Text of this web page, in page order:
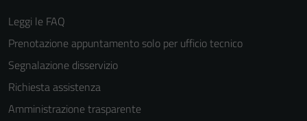
Leggi le FAQ
Prenotazione appuntamento solo per ufficio tecnico
Segnalazione disservizio
Richiesta assistenza
Amministrazione trasparente